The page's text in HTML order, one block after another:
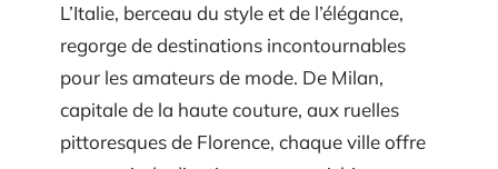
L’Italie, berceau du style et de l’élégance,
regorge de destinations incontournables
pour les amateurs de mode. De Milan,
capitale de la haute couture, aux ruelles
pittoresques de Florence, chaque ville offre